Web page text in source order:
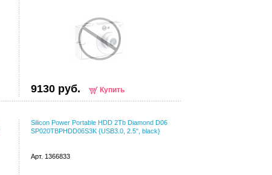
9130 руб. Купить
Silicon Power Portable HDD 2Tb Diamond D06
SP020TBPHDD06S3K {USB3.0, 2.5", black}
Арт. 1366833